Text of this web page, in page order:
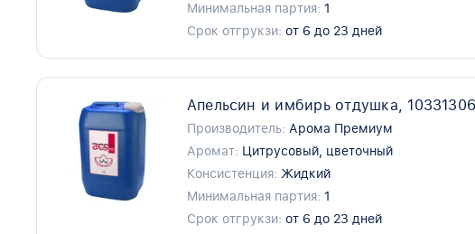
Минимальная партия: 1
Срок отгрукзи: от 6 до 23 дней
Апельсин и имбирь отдушка, 10331306
Производитель: Арома Премиум
Аромат: Цитрусовый, цветочный
Консистенция: Жидкий
Минимальная партия: 1
Срок отгрукзи: от 6 до 23 дней